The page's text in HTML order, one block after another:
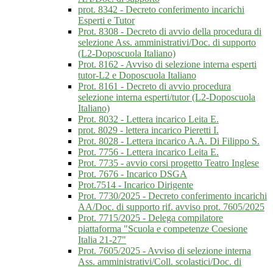
prot. 8342 - Decreto conferimento incarichi
Esperti e Tutor
Prot. 8308 - Decreto di avvio della procedura di
selezione Ass. amministrativi/Doc. di supporto
(L2-Doposcuola Italiano)
Prot. 8162 - Avviso di selezione interna esperti
tutor-L2 e Doposcuola Italiano
Prot. 8161 - Decreto di avvio procedura
selezione interna esperti/tutor (L2-Doposcuola
Italiano)
Prot. 8032 - Lettera incarico Leita E.
prot. 8029 - lettera incarico Pieretti I.
Prot. 8028 - Lettera incarico A.A. Di Filippo S.
Prot. 7756 - Lettera incarico Leita E.
Prot. 7735 - avvio corsi progetto Teatro Inglese
Prot. 7676 - Incarico DSGA
Prot.7514 - Incarico Dirigente
Prot. 7730/2025 - Decreto conferimento incarichi
AA/Doc. di supporto rif. avviso prot. 7605/2025
Prot. 7715/2025 - Delega compilatore
piattaforma "Scuola e competenze Coesione
Italia 21-27"
Prot. 7605/2025 - Avviso di selezione interna
Ass. amministrativi/Coll. scolastici/Doc. di